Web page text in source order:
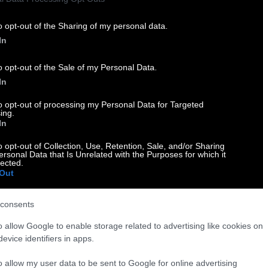
opt-out of the Sharing of my personal data.
opt-out of the Sale of my Personal Data.
opt-out of processing my Personal Data for Targeted
opt-out of Collection, Use, Retention, Sale, and/or Sharing
Data that Is Unrelated with the Purposes for which it
allow Google to enable storage related to advertising like cookies on
identifiers in apps.
allow my user data to be sent to Google for online advertising
για να διατηρεί την
πρότυπο στυλ για εκατομμύρια γυναίκες σε όλον τον
βοηθού της, είχε εμμονή με τα κιλά της.-Από τη
η ασθένεια, & η συγκίνηση των
Η ζωή όμως μου έδωσε & πολλές όμορφες στιγμές…-